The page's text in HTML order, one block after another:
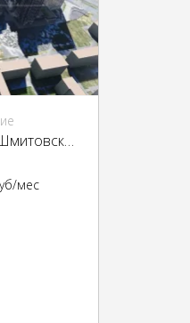
ЖК Headliner, ЦАО, г. Москва, Шмитовский пр-д, 39к6
мес